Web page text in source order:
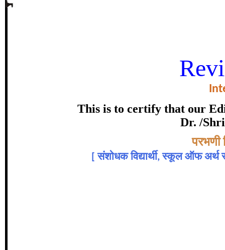
This is to certify that our
Dr. /
Topic:-परभणी
[संशोधक विद्यार्थी, स्कूल ऑफ अर्थ
परभणी जिल्ह्यातील आरोग्य सेवा
certificate of
गोने पद्माकर बालाजी,
In recognition of an outstanding